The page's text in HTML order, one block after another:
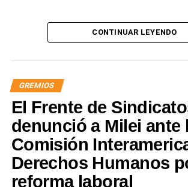
En referencia a la movilización prevista
apuntó que «a Milei se le están
movilizar para seguir repudiando a los
tergiversado su representación, porque
y votar iniciativas para defender los
nación y no rematarla».
«Este es un avance significativo de la
demostrado que solo estando en la calle
recuperando soberanía», concluyó el
Nacional.
CONTINUAR LEYENDO
GREMIOS
El Frente de
denunció a Milei ante
Comisión
Derechos Humanos
reforma laboral